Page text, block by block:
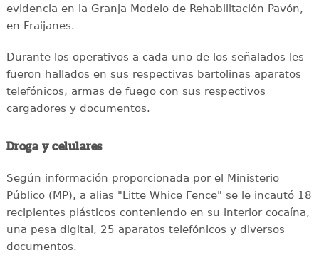
evidencia en la Granja Modelo de Rehabilitación Pavón,
en Fraijanes.
Durante los operativos a cada uno de los señalados les
fueron hallados en sus respectivas bartolinas aparatos
telefónicos, armas de fuego con sus respectivos
cargadores y documentos.
Droga y celulares
Según información proporcionada por el Ministerio
Público (MP), a alias "Litte Whice Fence" se le incautó 18
recipientes plásticos conteniendo en su interior cocaína,
una pesa digital, 25 aparatos telefónicos y diversos
documentos.